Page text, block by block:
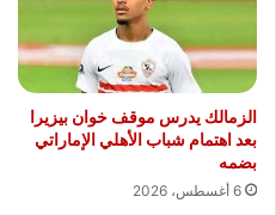
الزمالك يدرس موقف خوان بيزيرا
بعد اهتمام شباب الأهلي الإماراتي
بضمه
6 أغسطس، 2026